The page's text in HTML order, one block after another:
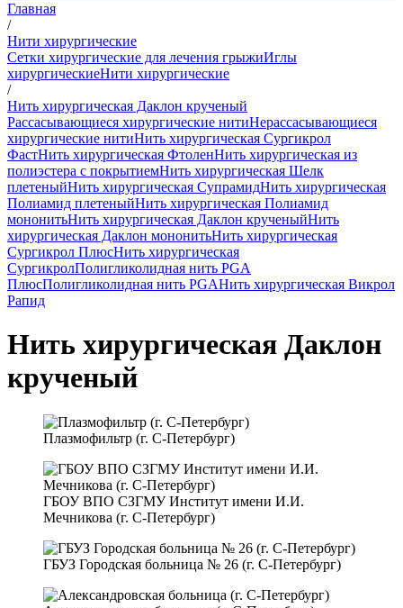
Главная
/
Нити хирургические
Сетки хирургические для лечения грыжиИглы
хирургическиеНити хирургические
/
Нить хирургическая Даклон крученый
Рассасывающиеся хирургические нитиНерассасывающиеся
хирургические нитиНить хирургическая Сургикрол
ФастНить хирургическая ФтоленНить хирургическая из
полиэстера с покрытиемНить хирургическая Шелк
плетеныйНить хирургическая СупрамидНить хирургическая
Полиамид плетеныйНить хирургическая Полиамид
мононитьНить хирургическая Даклон крученыйНить
хирургическая Даклон мононитьНить хирургическая
Сургикрол ПлюсНить хирургическая
СургикролПолигликолидная нить PGA
ПлюсПолигликолидная нить PGAНить хирургическая Викрол
Рапид
Нить хирургическая Даклон
крученый
Плазмофильтр (г. С-Петербург)
ГБОУ ВПО СЗГМУ Институт имени И.И.
Мечникова (г. С-Петербург)
ГБУЗ Городская больница № 26 (г. С-Петербург)